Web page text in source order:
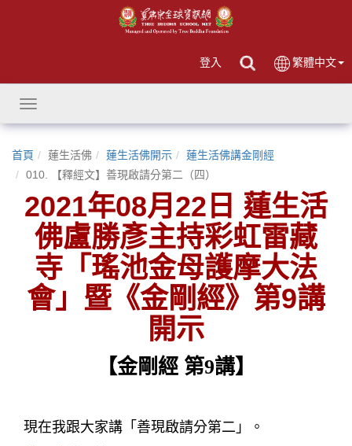
登入 繁體中文
Toggle
navigation
首頁 蓮生活佛 蓮生活佛開示
蓮生活佛講金剛經
010. 【釋經文】善現啟請分第二（四）
2021年08月22日 蓮生活
佛盧勝彥主持彩虹雷藏
寺「瑤池金母護摩大法
會」暨《金剛經》第9講
開示
【金剛經 第9講】
現在我跟大家講「善現啟請分第二」。